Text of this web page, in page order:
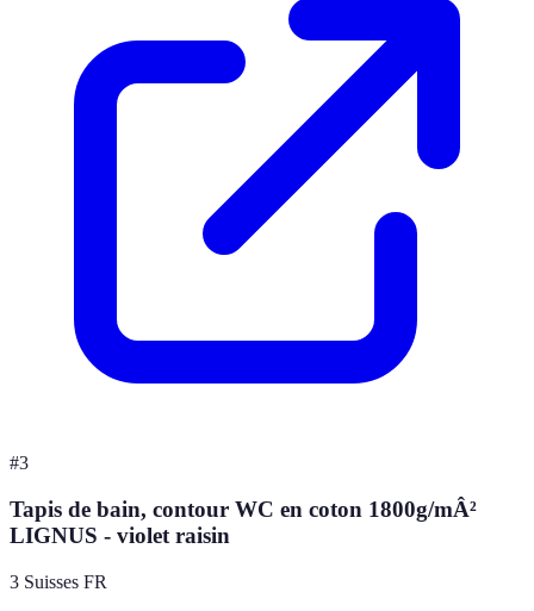
#3
Tapis de bain, contour WC en coton 1800g/mÂ²
LIGNUS - violet raisin
3 Suisses FR